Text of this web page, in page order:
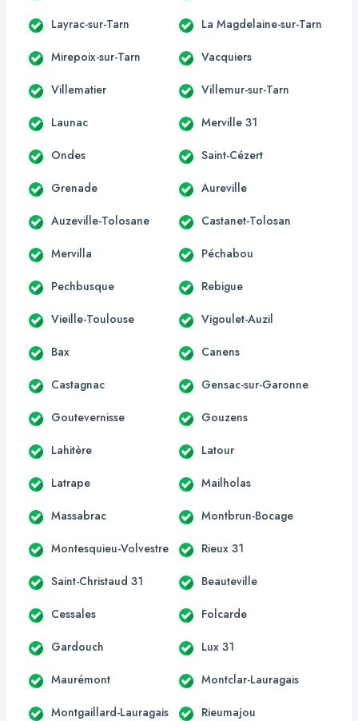
Layrac-sur-Tarn La Magdelaine-sur-Tarn
Mirepoix-sur-Tarn Vacquiers
Villematier Villemur-sur-Tarn
Launac Merville 31
Ondes Saint-Cézert
Grenade Aureville
Auzeville-Tolosane Castanet-Tolosan
Mervilla Péchabou
Pechbusque Rebigue
Vieille-Toulouse Vigoulet-Auzil
Bax Canens
Castagnac Gensac-sur-Garonne
Goutevernisse Gouzens
Lahitère Latour
Latrape Mailholas
Massabrac Montbrun-Bocage
Montesquieu-Volvestre Rieux 31
Saint-Christaud 31 Beauteville
Cessales Folcarde
Gardouch Lux 31
Maurémont Montclar-Lauragais
Montgaillard-Lauragais Rieumajou